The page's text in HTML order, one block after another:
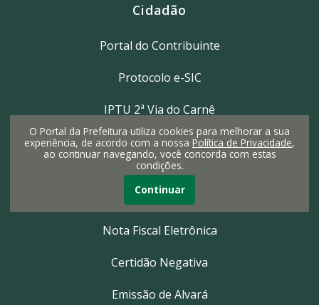
Cidadão
Portal do Contribuinte
Protocolo e-SIC
IPTU 2ª Via do Carnê
Portal do Contribuinte
Empresa
Nota Fiscal Eletrônica
Certidão Negativa
Emissão de Alvará
O Portal da Prefeitura utiliza cookies para melhorar a sua
experiência, de acordo com a nossa Política de Privacidade,
ao continuar navegando, você concorda com estas
condições.
Continuar